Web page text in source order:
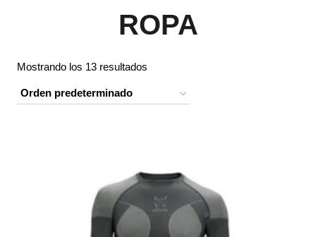
ROPA
Mostrando los 13 resultados